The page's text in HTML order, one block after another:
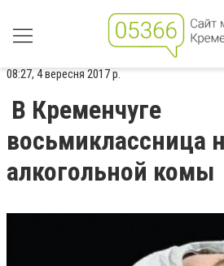
08:27, 4 вересня 2017 р.
В Кременчуге
восьмиклассница
алкогольной комы